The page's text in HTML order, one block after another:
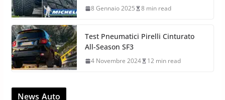
8 Gennaio 2025 8 min read
Test Pneumatici Pirelli Cinturato
All-Season SF3
4 Novembre 2024 12 min read
News Auto